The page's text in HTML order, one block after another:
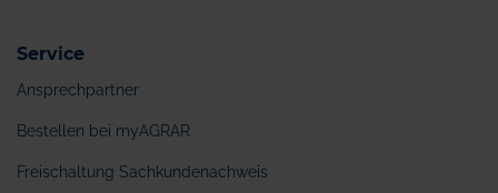
Service
Ansprechpartner
Bestellen bei myAGRAR
Freischaltung Sachkundenachweis